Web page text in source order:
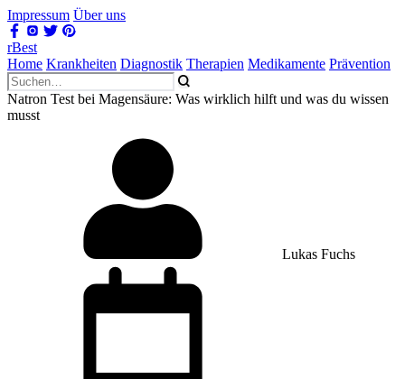
Impressum Über uns
rBest
Home Krankheiten Diagnostik Therapien Medikamente Prävention
Natron Test bei Magensäure: Was wirklich hilft und was du wissen
musst
Lukas Fuchs